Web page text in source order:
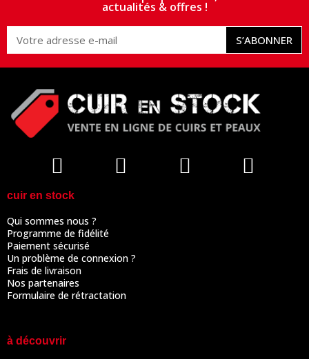
actualités & offres !
S’ABONNER
cuir en stock
Qui sommes nous ?
Programme de fidélité
Paiement sécurisé
Un problème de connexion ?
Frais de livraison
Nos partenaires
Formulaire de rétractation
à découvrir